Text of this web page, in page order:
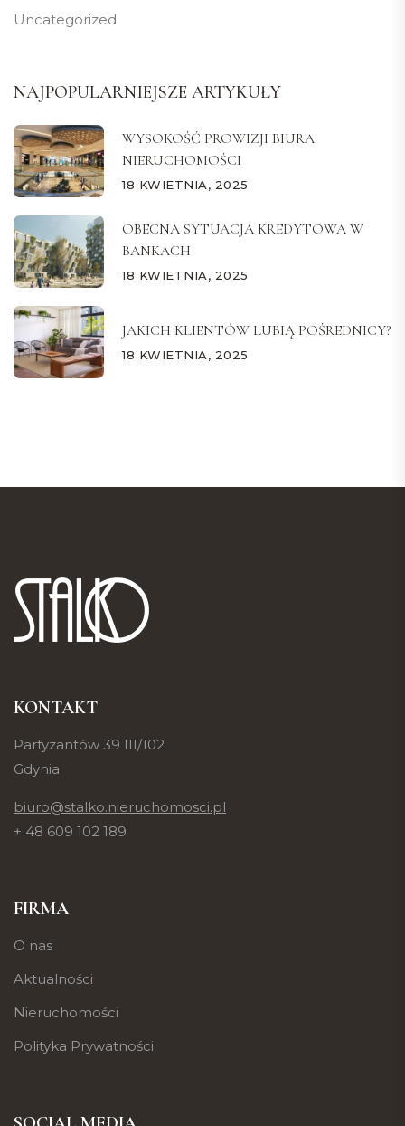
Uncategorized
NAJPOPULARNIEJSZE ARTYKUŁY
WYSOKOŚĆ PROWIZJI BIURA
NIERUCHOMOŚCI
18 KWIETNIA, 2025
OBECNA SYTUACJA KREDYTOWA W
BANKACH
18 KWIETNIA, 2025
JAKICH KLIENTÓW LUBIĄ POŚREDNICY?
18 KWIETNIA, 2025
KONTAKT
Partyzantów 39 III/102
Gdynia
biuro@stalko.nieruchomosci.pl
+ 48 609 102 189
FIRMA
O nas
Aktualności
Nieruchomości
Polityka Prywatności